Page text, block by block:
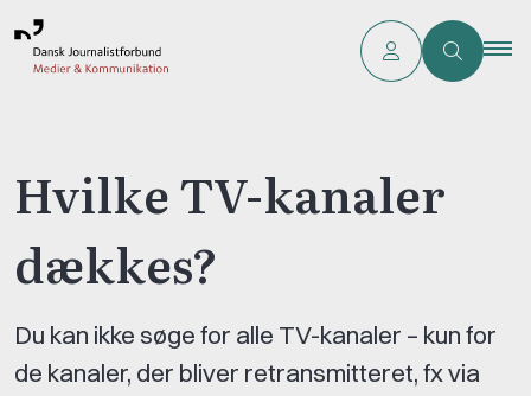
Hvilke TV-kanaler
dækkes?
Du kan ikke søge for alle TV-kanaler – kun for
de kanaler, der bliver retransmitteret, fx via